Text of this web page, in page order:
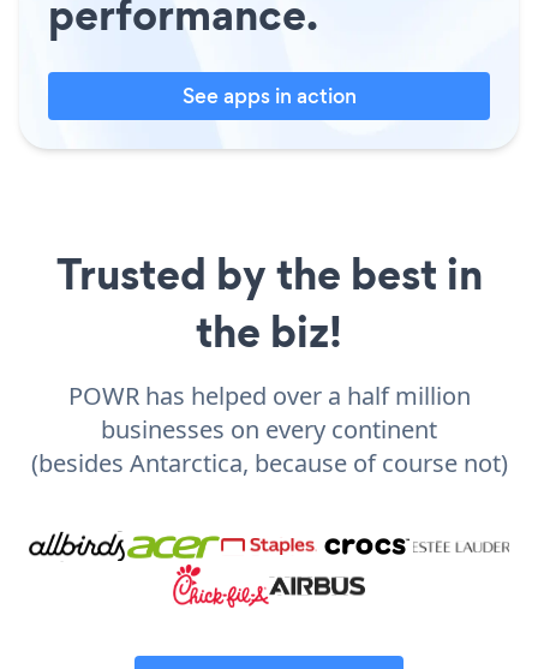
performance.
See apps in action
Trusted by the best in
the biz!
POWR has helped over a half million
businesses on every continent
(besides Antarctica, because of course not)